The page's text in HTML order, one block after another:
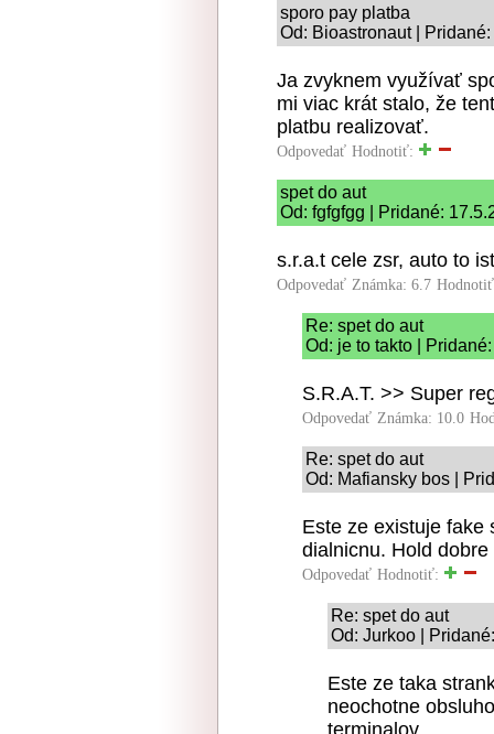
sporo pay platba
Od: Bioastronaut |
Ja zvyknem využívať
mi viac krát stalo, že
platbu realizovať.
Odpovedať Hodnotiť:
spet do aut
Od: fgfgfgg | Pridané:
s.r.a.t cele zsr, auto to
Odpovedať Známka: 6.7
Re: spet do aut
Od: je to takto |
S.R.A.T. >> Super
Odpovedať Známka: 10.0
Re: spet do aut
Od: Mafiansky bos |
Este ze existuje fake
dialnicnu. Hold
Odpovedať Hodnotiť:
Re: spet do aut
Od: Jurkoo |
Este ze taka
neochotne
terminalov